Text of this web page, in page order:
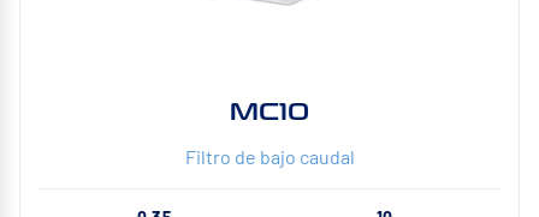
MC10
Filtro de bajo caudal